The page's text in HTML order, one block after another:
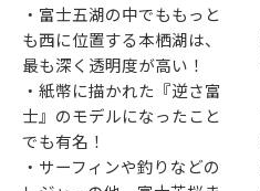
・富士五湖の中でももっと
も西に位置する本栖湖は、
最も深く透明度が高い！
・紙幣に描かれた『逆さ富
士』のモデルになったこと
でも有名！
・サーフィンや釣りなどの